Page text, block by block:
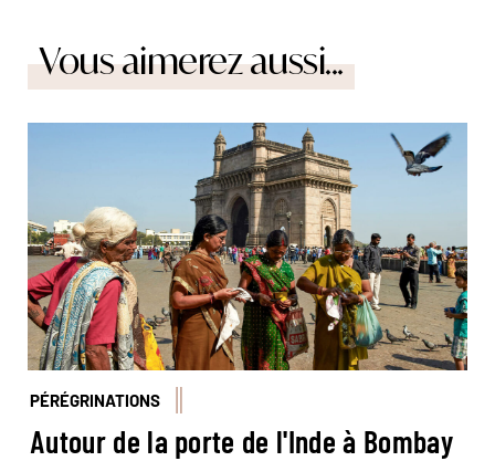
Vous aimerez aussi...
© Andrea Pistolesi/Hemis
PÉRÉGRINATIONS
Autour de la porte de l'Inde à Bombay